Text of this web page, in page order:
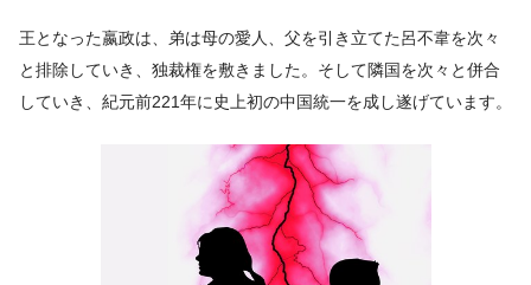
王となった嬴政は、弟は母の愛人、父を引き立てた呂不韋を次々
と排除していき、独裁権を敷きました。そして隣国を次々と併合
していき、紀元前221年に史上初の中国統一を成し遂げています。